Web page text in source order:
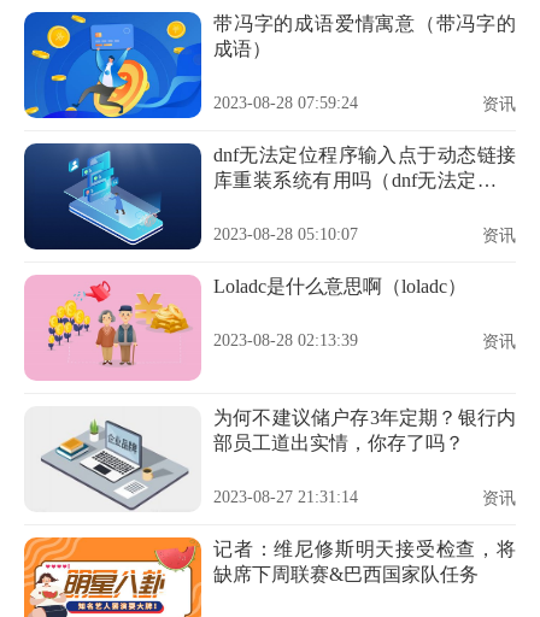
带冯字的成语爱情寓意（带冯字的
成语）
2023-08-28 07:59:24 资讯
dnf无法定位程序输入点于动态链接
库重装系统有用吗（dnf无法定位程
2023-08-28 05:10:07 资讯
Loladc是什么意思啊（loladc）
2023-08-28 02:13:39 资讯
为何不建议储户存3年定期？银行内
部员工道出实情，你存了吗？
2023-08-27 21:31:14 资讯
记者：维尼修斯明天接受检查，将
缺席下周联赛&巴西国家队任务